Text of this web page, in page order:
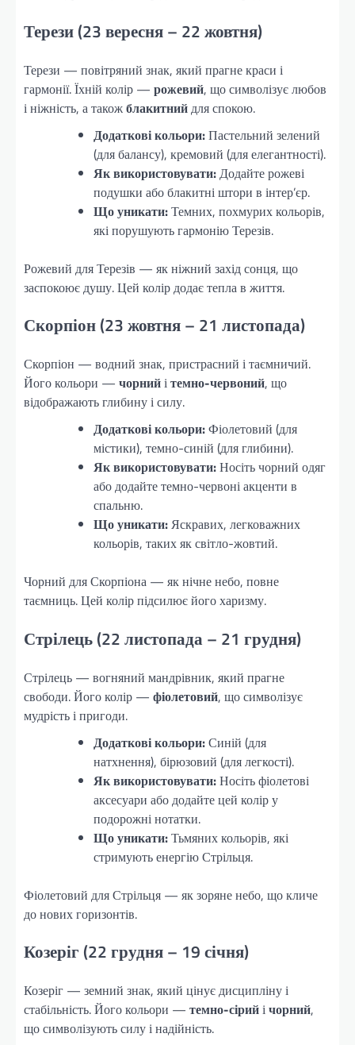
Терези (23 вересня – 22 жовтня)
Терези — повітряний знак, який прагне краси і
гармонії. Їхній колір — рожевий, що символізує любов
і ніжність, а такожблакитнийдля спокою.
Додаткові кольори:Пастельний зелений
(для балансу), кремовий (для елегантності).
Як використовувати:Додайте рожеві
подушки або блакитні штори в інтер’єр.
Що уникати:Темних, похмурих кольорів,
які порушують гармонію Терезів.
Рожевий для Терезів — як ніжний захід сонця, що
заспокоює душу. Цей колір додає тепла в життя.
Скорпіон (23 жовтня – 21 листопада)
Скорпіон — водний знак, пристрасний і таємничий.
Його кольори — чорнийітемно-червоний, що
відображають глибину і силу.
Додаткові кольори:Фіолетовий (для
містики), темно-синій (для глибини).
Як використовувати:Носіть чорний одяг
або додайте темно-червоні акценти в
спальню.
Що уникати:Яскравих, легковажних
кольорів, таких як світло-жовтий.
Чорний для Скорпіона — як нічне небо, повне
таємниць. Цей колір підсилює його харизму.
Стрілець (22 листопада – 21 грудня)
Стрілець — вогняний мандрівник, який прагне
свободи. Його колір — фіолетовий, що символізує
мудрість і пригоди.
Додаткові кольори:Синій (для
натхнення), бірюзовий (для легкості).
Як використовувати:Носіть фіолетові
аксесуари або додайте цей колір у
подорожні нотатки.
Що уникати:Тьмяних кольорів, які
стримують енергію Стрільця.
Фіолетовий для Стрільця — як зоряне небо, що кличе
до нових горизонтів.
Козеріг (22 грудня – 19 січня)
Козеріг — земний знак, який цінує дисципліну і
стабільність. Його кольори — темно-сірийічорний,
що символізують силу і надійність.